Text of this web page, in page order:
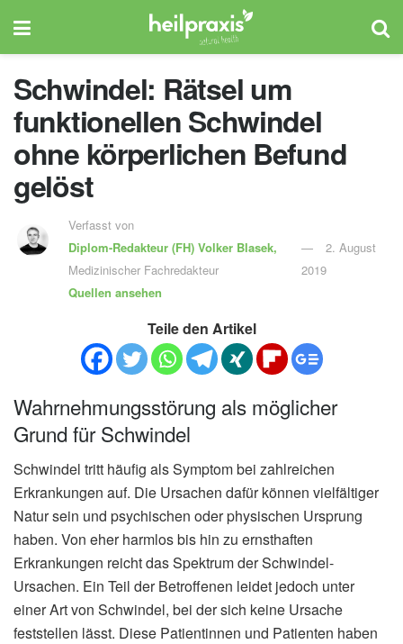
Schwindel: Rätsel um
funktionellen Schwindel
ohne körperlichen Befund
gelöst
Verfasst von
Diplom-Redakteur (FH) Volker Blasek,
Medizinischer Fachredakteur
Quellen ansehen
2. August
2019
Teile den Artikel
Wahrnehmungsstörung als möglicher
Grund für Schwindel
Schwindel tritt häufig als Symptom bei zahlreichen
Erkrankungen auf. Die Ursachen dafür können vielfältiger
Natur sein und psychischen oder physischen Ursprung
haben. Von eher harmlos bis hin zu ernsthaften
Erkrankungen reicht das Spektrum der Schwindel-
Ursachen. Ein Teil der Betroffenen leidet jedoch unter
einer Art von Schwindel, bei der sich keine Ursache
feststellen lässt. Diese Patientinnen und Patienten haben